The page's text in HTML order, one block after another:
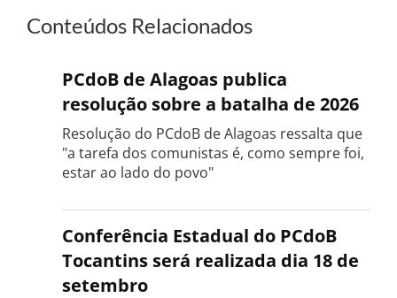
Conteúdos Relacionados
PCdoB de Alagoas publica
resolução sobre a batalha de 2026
Resolução do PCdoB de Alagoas ressalta que
"a tarefa dos comunistas é, como sempre foi,
estar ao lado do povo"
Conferência Estadual do PCdoB
Tocantins será realizada dia 18 de
setembro